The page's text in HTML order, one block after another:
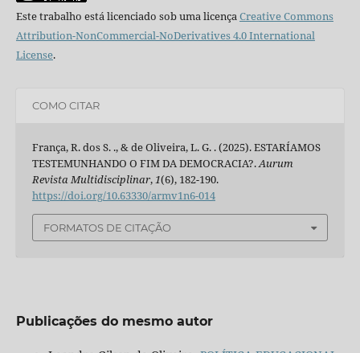
Este trabalho está licenciado sob uma licençaCreative Commons
Attribution-NonCommercial-NoDerivatives 4.0 International
License.
COMO CITAR
França, R. dos S. ., & de Oliveira, L. G. . (2025). ESTARÍAMOS
TESTEMUNHANDO O FIM DA DEMOCRACIA?.Aurum
Revista Multidisciplinar,1(6), 182-190.
https://doi.org/10.63330/armv1n6-014
FORMATOS DE CITAÇÃO
Publicações do mesmo autor